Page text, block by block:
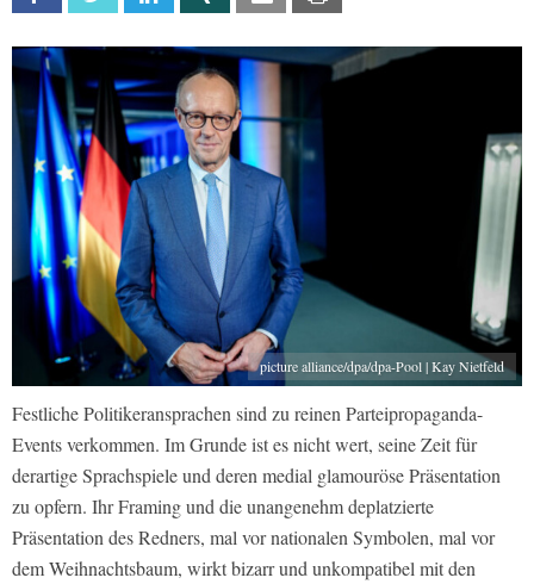
picture alliance/dpa/dpa-Pool | Kay Nietfeld
Festliche Politikeransprachen sind zu reinen Parteipropaganda-
Events verkommen. Im Grunde ist es nicht wert, seine Zeit für
derartige Sprachspiele und deren medial glamouröse Präsentation
zu opfern. Ihr Framing und die unangenehm deplatzierte
Präsentation des Redners, mal vor nationalen Symbolen, mal vor
dem Weihnachtsbaum, wirkt bizarr und unkompatibel mit den